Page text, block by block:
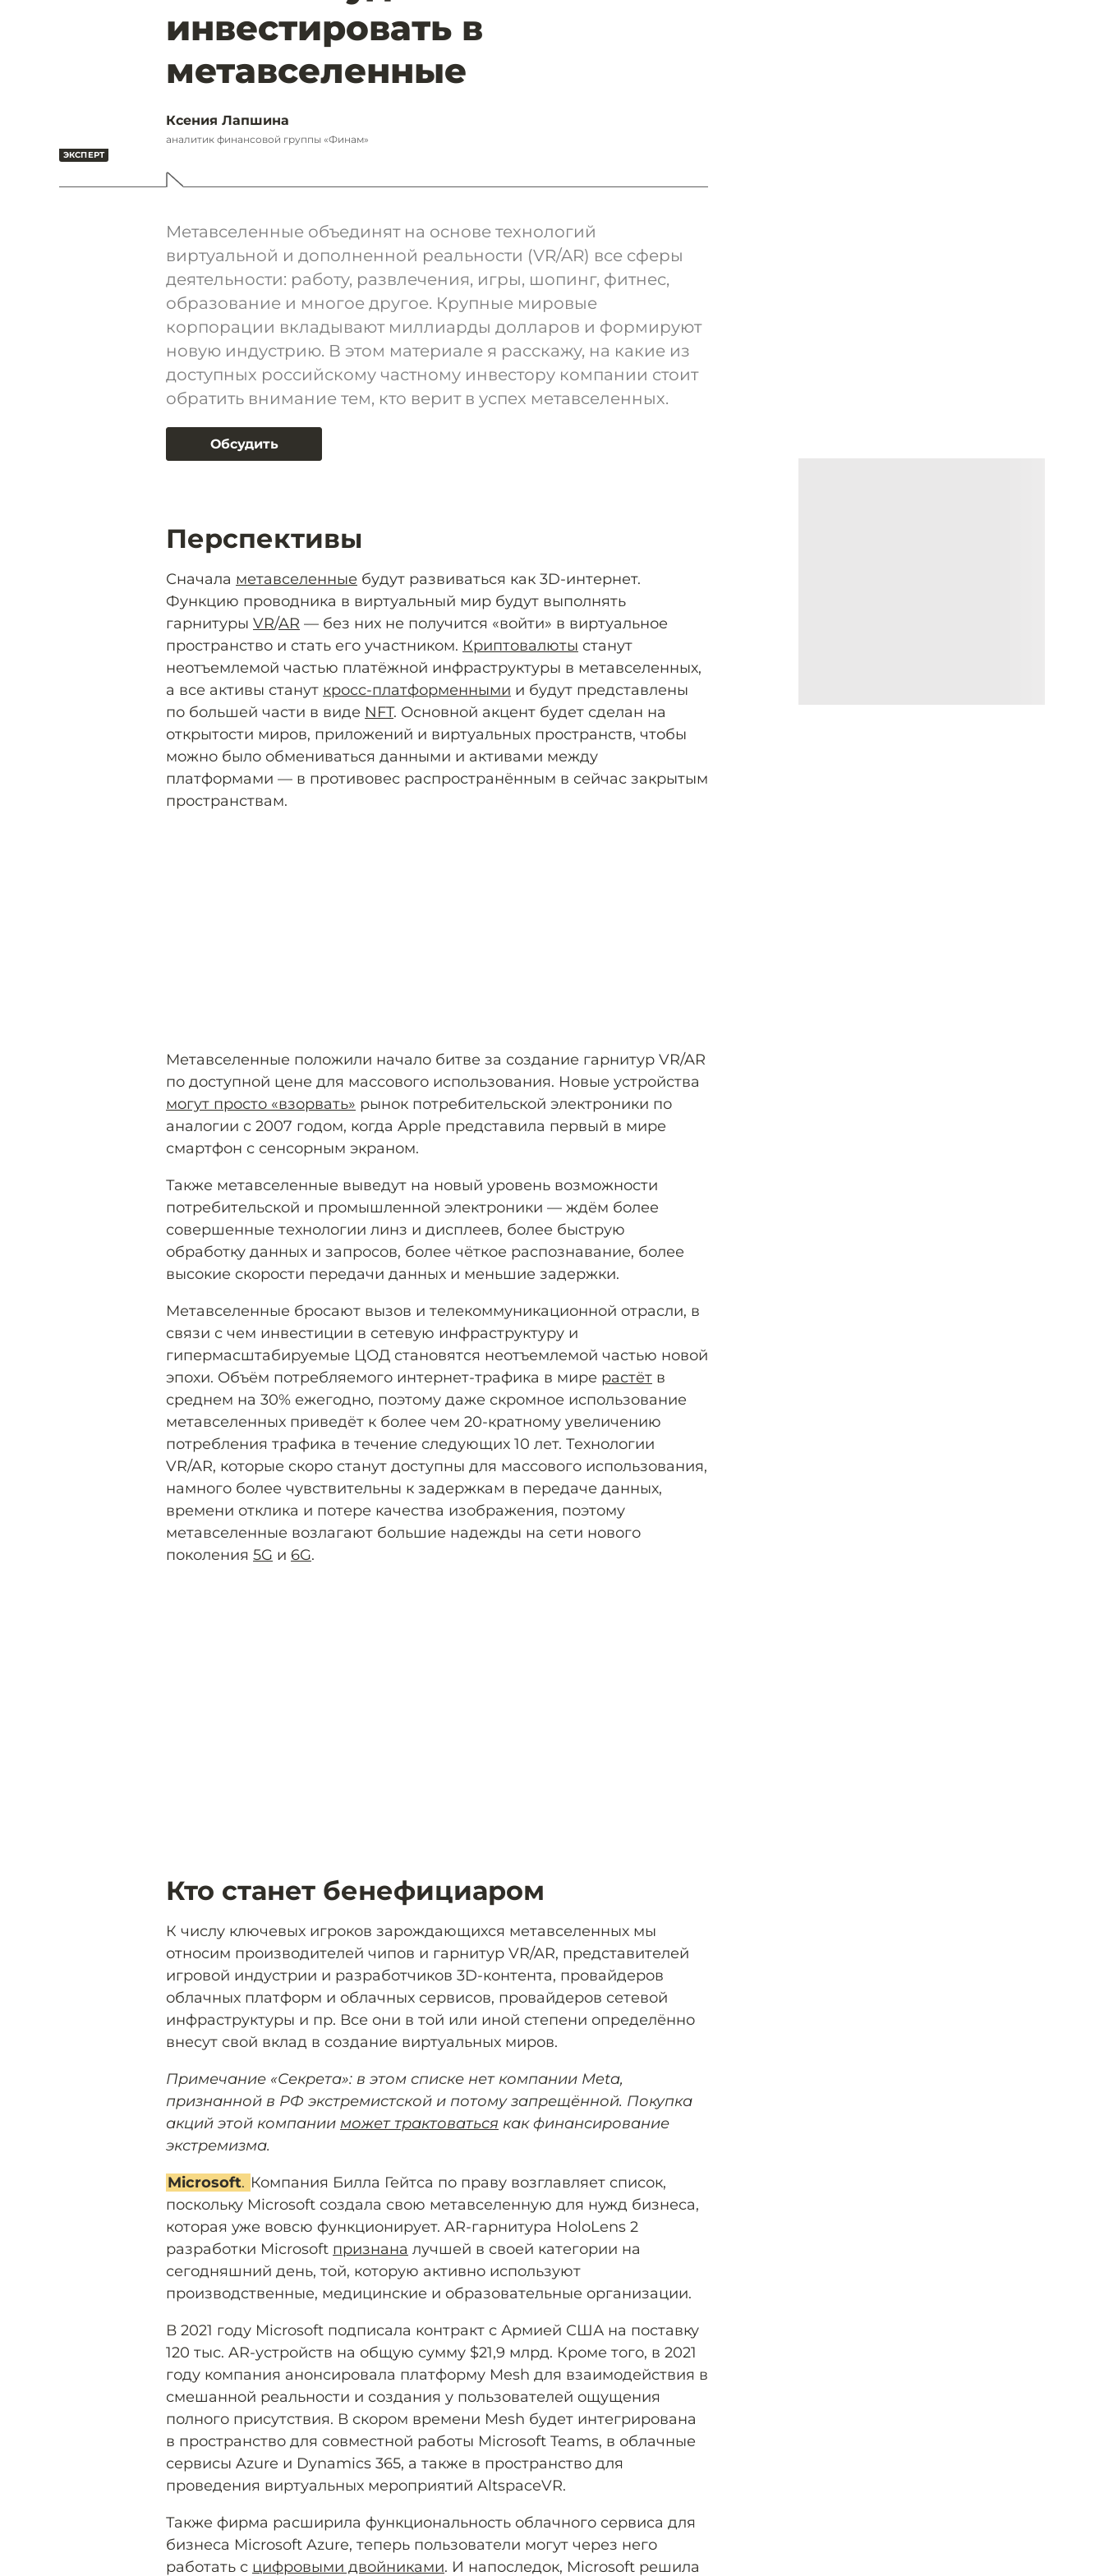
инвестировать в
метавселенные
Ксения Лапшина
аналитик финансовой группы «Финам»
Метавселенные объединят на основе технологий
виртуальной и дополненной реальности (VR/AR) все сферы
деятельности: работу, развлечения, игры, шопинг, фитнес,
образование и многое другое. Крупные мировые
корпорации вкладывают миллиарды долларов и формируют
новую индустрию. В этом материале я расскажу, на какие из
доступных российскому частному инвестору компании стоит
обратить внимание тем, кто верит в успех метавселенных.
Обсудить
Перспективы
Сначала метавселенные будут развиваться как 3D-интернет.
Функцию проводника в виртуальный мир будут выполнять
гарнитуры VR/AR — без них не получится «войти» в виртуальное
пространство и стать его участником. Криптовалюты станут
неотъемлемой частью платёжной инфраструктуры в метавселенных,
а все активы станут кросс-платформенными и будут представлены
по большей части в виде NFT. Основной акцент будет сделан на
открытости миров, приложений и виртуальных пространств, чтобы
можно было обмениваться данными и активами между
платформами — в противовес распространённым в сейчас закрытым
пространствам.
Метавселенные положили начало битве за создание гарнитур VR/AR
по доступной цене для массового использования. Новые устройства
могут просто «взорвать» рынок потребительской электроники по
аналогии с 2007 годом, когда Apple представила первый в мире
смартфон с сенсорным экраном.
Также метавселенные выведут на новый уровень возможности
потребительской и промышленной электроники — ждём более
совершенные технологии линз и дисплеев, более быструю
обработку данных и запросов, более чёткое распознавание, более
высокие скорости передачи данных и меньшие задержки.
Метавселенные бросают вызов и телекоммуникационной отрасли, в
связи с чем инвестиции в сетевую инфраструктуру и
гипермасштабируемые ЦОД становятся неотъемлемой частью новой
эпохи. Объём потребляемого интернет-трафика в мире растёт в
среднем на 30% ежегодно, поэтому даже скромное использование
метавселенных приведёт к более чем 20-кратному увеличению
потребления трафика в течение следующих 10 лет. Технологии
VR/AR, которые скоро станут доступны для массового использования,
намного более чувствительны к задержкам в передаче данных,
времени отклика и потере качества изображения, поэтому
метавселенные возлагают большие надежды на сети нового
поколения 5G и 6G.
Кто станет бенефициаром
К числу ключевых игроков зарождающихся метавселенных мы
относим производителей чипов и гарнитур VR/AR, представителей
игровой индустрии и разработчиков 3D-контента, провайдеров
облачных платформ и облачных сервисов, провайдеров сетевой
инфраструктуры и пр. Все они в той или иной степени определённо
внесут свой вклад в создание виртуальных миров.
Примечание «Секрета»: в этом списке нет компании Meta,
признанной в РФ экстремистской и потому запрещённой. Покупка
акций этой компании может трактоваться как финансирование
экстремизма.
Microsoft. Компания Билла Гейтса по праву возглавляет список,
поскольку Microsoft создала свою метавселенную для нужд бизнеса,
которая уже вовсю функционирует. AR-гарнитура HoloLens 2
разработки Microsoft признана лучшей в своей категории на
сегодняшний день, той, которую активно используют
производственные, медицинские и образовательные организации.
В 2021 году Microsoft подписала контракт с Армией США на поставку
120 тыс. AR-устройств на общую сумму $21,9 млрд. Кроме того, в 2021
году компания анонсировала платформу Mesh для взаимодействия в
смешанной реальности и создания у пользователей ощущения
полного присутствия. В скором времени Mesh будет интегрирована
в пространство для совместной работы Microsoft Teams, в облачные
сервисы Azure и Dynamics 365, а также в пространство для
проведения виртуальных мероприятий AltspaceVR.
Также фирма расширила функциональность облачного сервиса для
бизнеса Microsoft Azure, теперь пользователи могут через него
работать с цифровыми двойниками. И напоследок, Microsoft решила